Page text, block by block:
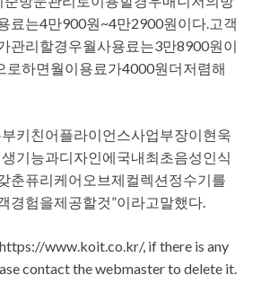
료는4만900원~4만2900원이다.고객
관리할경우월사용료는3만8900원이
로하면월이용료가4000원더저렴해
키친어플라이언스사업부장이현욱
기능과디자인에국내최초음성인식
춘퓨리케어오브제컬렉션정수기를
경험을제공할것”이라고말했다.
www.koit.co.kr/, if there is any
contact the webmaster to delete it.